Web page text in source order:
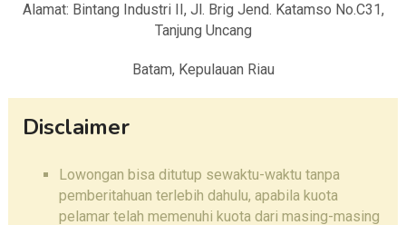
Alamat: Bintang Industri II, Jl. Brig Jend. Katamso No.C31,
Tanjung Uncang
Batam, Kepulauan Riau
Disclaimer
Lowongan bisa ditutup sewaktu-waktu tanpa
pemberitahuan terlebih dahulu, apabila kuota
pelamar telah memenuhi kuota dari masing-masing